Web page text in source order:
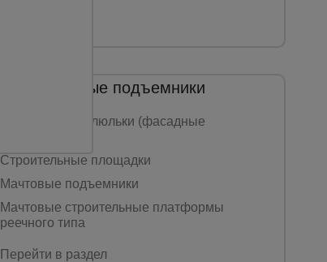
Строительные подъемники
Строительные люльки (фасадные
Строительные площадки
Мачтовые подъемники
Мачтовые строительные платформы
реечного типа
Перейти в раздел